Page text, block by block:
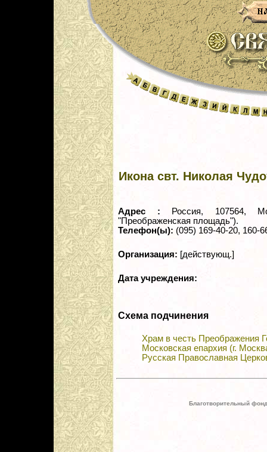
Икона свт. Николая
Адрес :
Россия, 107564,
"Преображенская площадь").
Телефон(ы): (095) 169-40-20, 160-
Организация: [действующ.]
Дата учреждения:
Схема подчинения
Храм в честь Преображения
Московская епархия (г.
Русская Православная
Благотворительный